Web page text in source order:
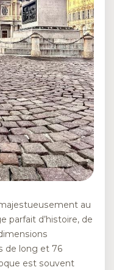
au
parfait d’histoire, de
de long et 76
est souvent